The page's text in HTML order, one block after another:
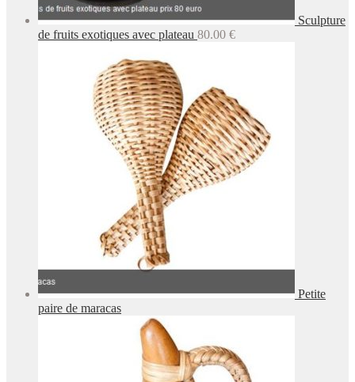
Sculpture
de fruits exotiques avec plateau 80.00 €
Petite
paire de maracas